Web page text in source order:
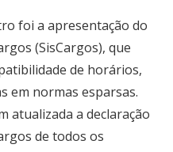
foi a apresentação do
(SisCargos), que
de horários,
em normas esparsas.
atualizada a declaração
de todos os